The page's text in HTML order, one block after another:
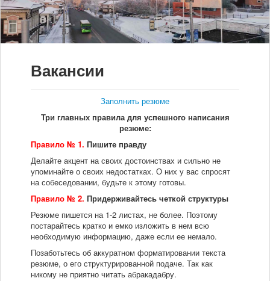
О предприятии
Маршруты
Новости
Документы
Мы в СМИ
Контакты
Вакансии
Заполнить резюме
Три главных правила для успешного написания
резюме:
Правило № 1. Пишите правду
Делайте акцент на своих достоинствах и сильно не
упоминайте о своих недостатках. О них у вас спросят
на собеседовании, будьте к этому готовы.
Правило № 2. Придерживайтесь четкой структуры
Резюме пишется на 1-2 листах, не более. Поэтому
постарайтесь кратко и емко изложить в нем всю
необходимую информацию, даже если ее немало.
Позаботьтесь об аккуратном форматировании текста
резюме, о его структурированной подаче. Так как
никому не приятно читать абракадабру.